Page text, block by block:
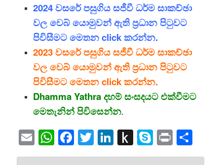
2024 වසරේ පසුගිය සජීවී ධර්ම සාකච්ඡා
වල වෙබ් යොමුවන් ඇති ප්‍රධාන පිටුවට
පිවිසීමට මෙතන click කරන්න.
2023 වසරේ පසුගිය සජීවී ධර්ම සාකච්ඡා
වල වෙබ් යොමුවන් ඇති ප්‍රධාන පිටුවට
පිවිසීමට මෙතන click කරන්න.
Dhamma Yathra දහම් සංසදයට එක්වීමට
මෙතැනින් පිවිසෙන්න.
EmailWhatsApp
Facebook
Twitter
LinkedIn
Push
to
Skype
Print